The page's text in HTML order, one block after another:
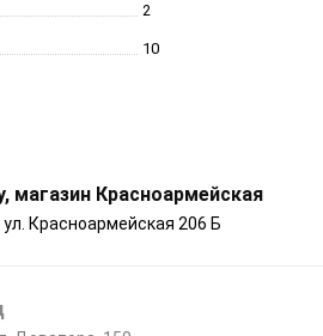
2
10
магазин Красноармейская
Красноармейская 206 Б